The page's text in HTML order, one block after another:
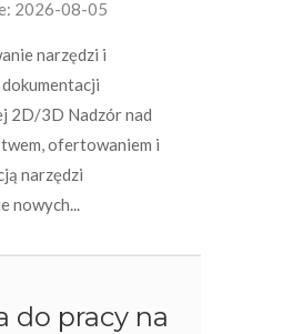
2026-08-05
narzędzi i
2D/3D Nadzór nad
ofertowaniem i
narzędzi
nowych...
do pracy na